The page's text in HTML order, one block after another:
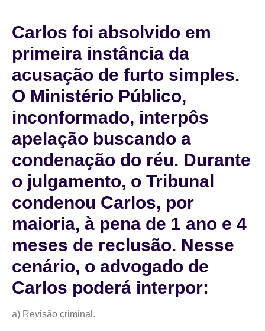
Carlos foi absolvido em
primeira instância da
acusação de furto simples.
O Ministério Público,
inconformado, interpôs
apelação buscando a
condenação do réu. Durante
o julgamento, o Tribunal
condenou Carlos, por
maioria, à pena de 1 ano e 4
meses de reclusão. Nesse
cenário, o advogado de
Carlos poderá interpor:
a) Revisão criminal.